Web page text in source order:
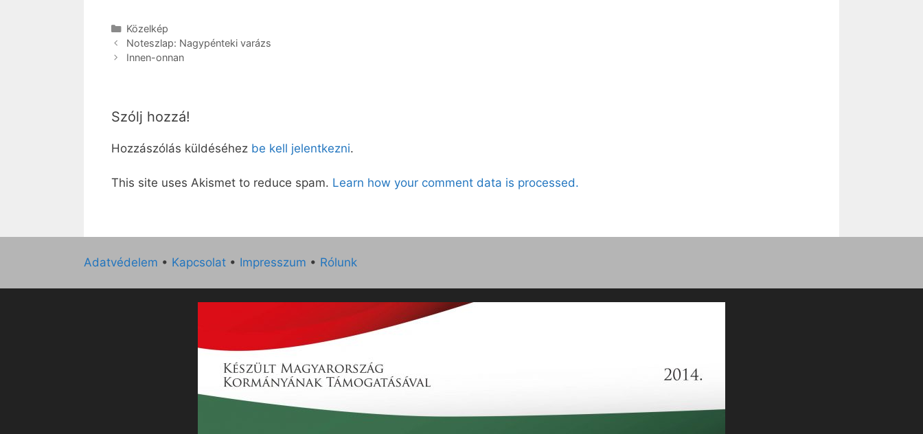
Kategória
Közelkép
Noteszlap: Nagypénteki varázs
Innen-onnan
Szólj hozzá!
Hozzászólás küldéséhez be kell jelentkezni.
This site uses Akismet to reduce spam. Learn how your comment data is processed.
Adatvédelem • Kapcsolat • Impresszum • Rólunk